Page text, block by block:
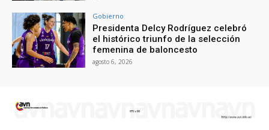
Gobierno
Presidenta Delcy Rodríguez celebró
el histórico triunfo de la selección
femenina de baloncesto
agosto 6, 2026